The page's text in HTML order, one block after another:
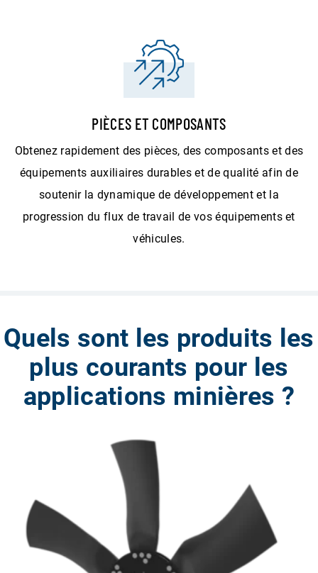
PIÈCES ET COMPOSANTS
Obtenez rapidement des pièces, des composants et des
équipements auxiliaires durables et de qualité afin de
soutenir la dynamique de développement et la
progression du flux de travail de vos équipements et
véhicules.
Quels sont les produits les
plus courants pour les
applications minières ?